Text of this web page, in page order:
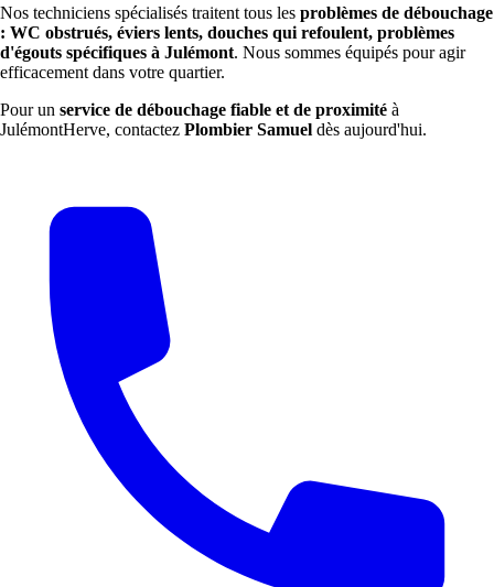
Nos techniciens spécialisés traitent tous les problèmes de débouchage
: WC obstrués, éviers lents, douches qui refoulent, problèmes
d'égouts spécifiques à Julémont. Nous sommes équipés pour agir
efficacement dans votre quartier.
Pour un service de débouchage fiable et de proximité à
JulémontHerve, contactez Plombier Samuel dès aujourd'hui.